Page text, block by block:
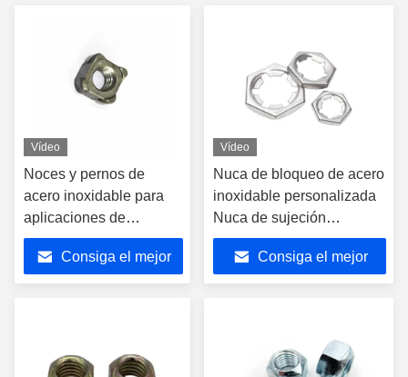
Vídeo
Noces y pernos de
acero inoxidable para
aplicaciones de
soldadura a altas
temperaturas
Consiga el mejor
Vídeo
Nuca de bloqueo de acero
inoxidable personalizada
Nuca de sujeción
autobloqueada para
industria pesada / minería
Consiga el mejor